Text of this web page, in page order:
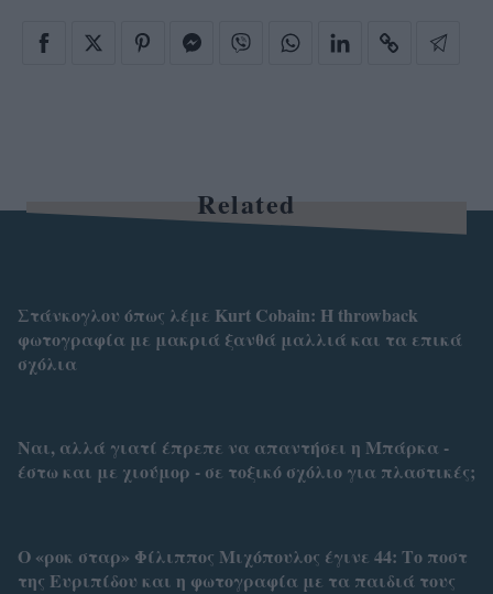
Related
Στάνκογλου όπως λέμε Kurt Cobain: H throwback
φωτογραφία με μακριά ξανθά μαλλιά και τα επικά
σχόλια
Ναι, αλλά γιατί έπρεπε να απαντήσει η Μπάρκα -
έστω και με χιούμορ - σε τοξικό σχόλιο για πλαστικές;
Ο «ροκ σταρ» Φίλιππος Μιχόπουλος έγινε 44: Το ποστ
της Ευριπίδου και η φωτογραφία με τα παιδιά τους